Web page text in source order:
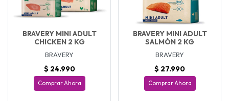
BRAVERY MINI ADULT
CHICKEN 2 KG
BRAVERY
$ 24.990
Comprar Ahora
BRAVERY MINI ADULT
SALMÓN 2 KG
BRAVERY
$ 27.990
Comprar Ahora